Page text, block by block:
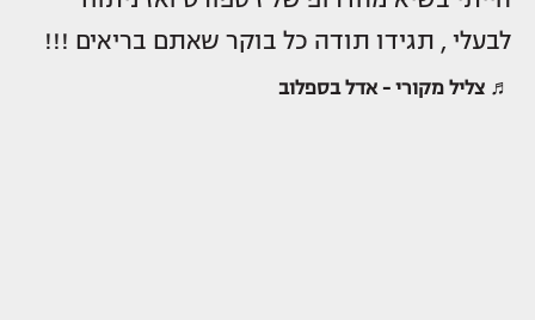
לבעלי , תגידו תודה כל בוקר שאתם בריאים !!!
♬ צליל מקורי - אדל בספלוב